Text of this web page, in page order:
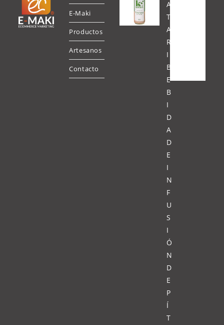
E-Maki
Productos
Artesanos
Contacto
A
T
A
R
I
B
E
B
I
D
A
D
E
I
N
F
U
S
I
Ó
N
D
E
P
Í
T